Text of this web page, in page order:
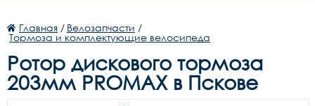
Главная / Велозапчасти /
Тормоза и комплектующие велосипеда
Ротор дискового тормоза
203мм PROMAX в Пскове